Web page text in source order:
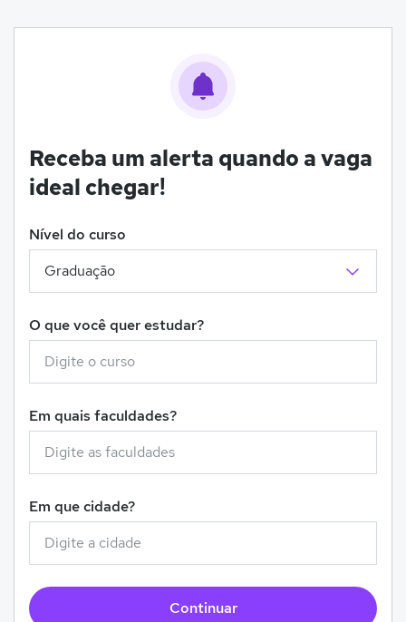
Receba um alerta quando a vaga
ideal chegar!
Nível do curso
O que você quer estudar?
Em quais faculdades?
Em que cidade?
Continuar